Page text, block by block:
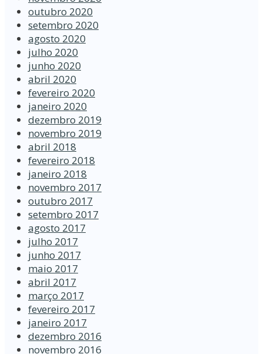
outubro 2020
setembro 2020
agosto 2020
julho 2020
junho 2020
abril 2020
fevereiro 2020
janeiro 2020
dezembro 2019
novembro 2019
abril 2018
fevereiro 2018
janeiro 2018
novembro 2017
outubro 2017
setembro 2017
agosto 2017
julho 2017
junho 2017
maio 2017
abril 2017
março 2017
fevereiro 2017
janeiro 2017
dezembro 2016
novembro 2016